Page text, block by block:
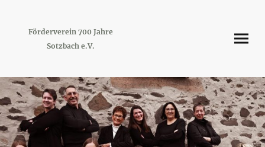
Förderverein 700 Jahre
Sotzbach e.V.